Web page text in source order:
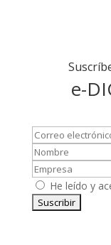
e-
He leído y